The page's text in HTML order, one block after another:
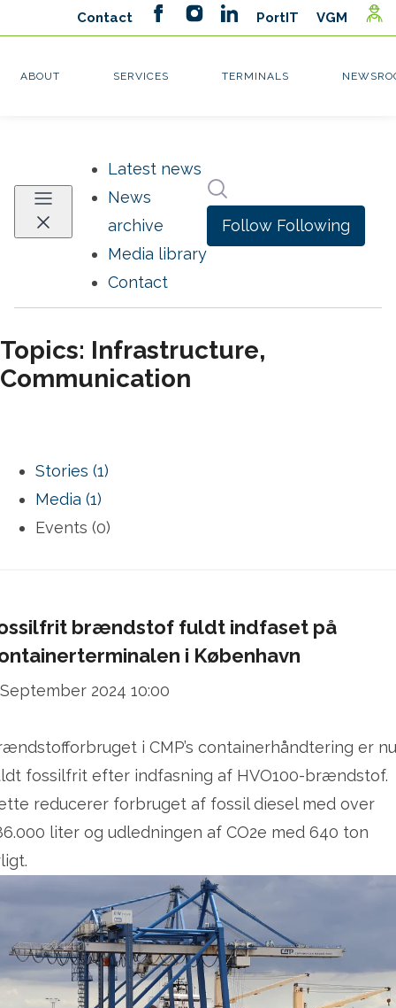
Latest news
News
archive
Media library
Contact
Follow Following
Topics: Infrastructure,
Communication
Stories (1)
Media (1)
Events (0)
brændstof fuldt indfaset på
i København
2024 10:00
i CMP’s containerhåndtering er nu
fossilfrit efter indfasning af HVO100-brændstof.
reducerer forbruget af fossil diesel med over
liter og udledningen af CO2e med 640 ton